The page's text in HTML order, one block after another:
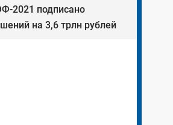
2021 подписано
на 3,6 трлн рублей